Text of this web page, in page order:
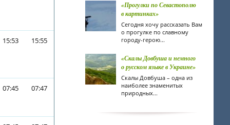
15:53 15:55
07:45 07:47
«Прогулки по Севастополю
в картинках»
Сегодня хочу рассказать Вам
о прогулке по славному
городу-герою...
«Скалы Довбуша и немного
о русском языке в Украине»
Скалы Довбуша – одна из
наиболее знаменитых
природных...